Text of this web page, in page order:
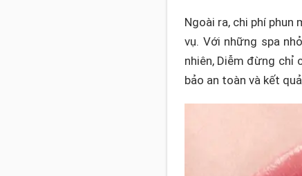
Ngoài ra, chi phí phun
vụ. Với những spa
nhiên, Diễm đừng chỉ
bảo an toàn và kết